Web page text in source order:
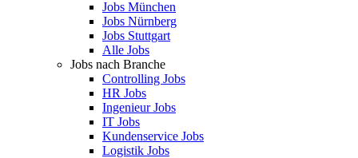
Jobs München
Jobs Nürnberg
Jobs Stuttgart
Alle Jobs
Jobs nach Branche
Controlling Jobs
HR Jobs
Ingenieur Jobs
IT Jobs
Kundenservice Jobs
Logistik Jobs